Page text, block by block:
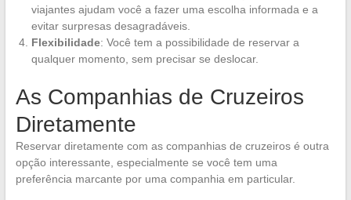
viajantes ajudam você a fazer uma escolha informada e a
evitar surpresas desagradáveis.
Flexibilidade: Você tem a possibilidade de reservar a
qualquer momento, sem precisar se deslocar.
As Companhias de Cruzeiros
Diretamente
Reservar diretamente com as companhias de cruzeiros é outra
opção interessante, especialmente se você tem uma
preferência marcante por uma companhia em particular.